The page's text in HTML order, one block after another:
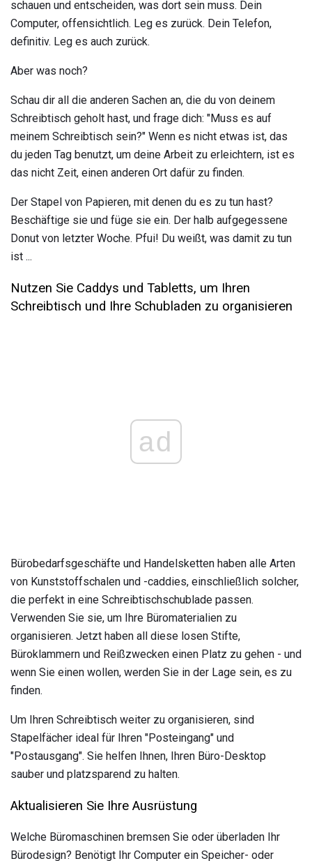
schauen und entscheiden, was dort sein muss. Dein
Computer, offensichtlich. Leg es zurück. Dein Telefon,
definitiv. Leg es auch zurück.
Aber was noch?
Schau dir all die anderen Sachen an, die du von deinem
Schreibtisch geholt hast, und frage dich: "Muss es auf
meinem Schreibtisch sein?" Wenn es nicht etwas ist, das
du jeden Tag benutzt, um deine Arbeit zu erleichtern, ist es
das nicht Zeit, einen anderen Ort dafür zu finden.
Der Stapel von Papieren, mit denen du es zu tun hast?
Beschäftige sie und füge sie ein. Der halb aufgegessene
Donut von letzter Woche. Pfui! Du weißt, was damit zu tun
ist ...
Nutzen Sie Caddys und Tabletts, um Ihren
Schreibtisch und Ihre Schubladen zu organisieren
ad
Bürobedarfsgeschäfte und Handelsketten haben alle Arten
von Kunststoffschalen und -caddies, einschließlich solcher,
die perfekt in eine Schreibtischschublade passen.
Verwenden Sie sie, um Ihre Büromaterialien zu
organisieren. Jetzt haben all diese losen Stifte,
Büroklammern und Reißzwecken einen Platz zu gehen - und
wenn Sie einen wollen, werden Sie in der Lage sein, es zu
finden.
Um Ihren Schreibtisch weiter zu organisieren, sind
Stapelfächer ideal für Ihren "Posteingang" und
"Postausgang". Sie helfen Ihnen, Ihren Büro-Desktop
sauber und platzsparend zu halten.
Aktualisieren Sie Ihre Ausrüstung
Welche Büromaschinen bremsen Sie oder überladen Ihr
Bürodesign? Benötigt Ihr Computer ein Speicher- oder